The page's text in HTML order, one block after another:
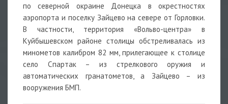
по северной окраине Донецка в окрестностях
аэропорта и поселку Зайцево на севере от Горловки.
В частности, территория «Вольво-центра» в
Куйбышевском районе столицы обстреливалась из
минометов калибром 82 мм, прилегающее к столице
село Спартак – из стрелкового оружия и
автоматических гранатометов, а Зайцево – из
вооружения БМП.